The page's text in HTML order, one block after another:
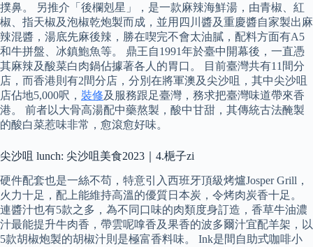
撲鼻。 另推介「後欄剋星」，是一款麻辣海鮮湯，由青椒、紅
椒、指天椒及泡椒乾炮製而成，並用四川醬及重慶醬自家製出麻
辣混醬，湯底先麻後辣，勝在喫完不會太油膩，配料方面有A5
和牛拼盤、冰鎮鮑魚等。 鼎王自1991年於臺中開幕後，一直憑
其麻辣及酸菜白肉鍋佔據著各人的胃口。 目前臺灣共有11間分
店，而香港則有2間分店，分別在將軍澳及尖沙咀，其中尖沙咀
店佔地5,000呎， 裝修及服務跟足臺灣，務求把臺灣味道帶來香
港。 前者以大骨高湯配中藥熬製，酸中甘甜，其傳統古法醃製
的酸白菜惹味非常，愈滾愈好味。
尖沙咀 lunch: 尖沙咀美食2023｜4.梔子zi
硬件配套也是一絲不苟，特意引入西班牙頂級烤爐Josper Grill，
火力十足，配上能維持高溫的優質日本炭，令烤肉炭香十足。
連醬汁也有5款之多，為不同口味的肉類度身訂造，香草牛油濃
汁最能提升牛肉香，帶雲呢嗱香及果香的波多爾汁宜配羊架，以
5款胡椒炮製的胡椒汁則是極富香料味。 Ink是間自助式咖啡小